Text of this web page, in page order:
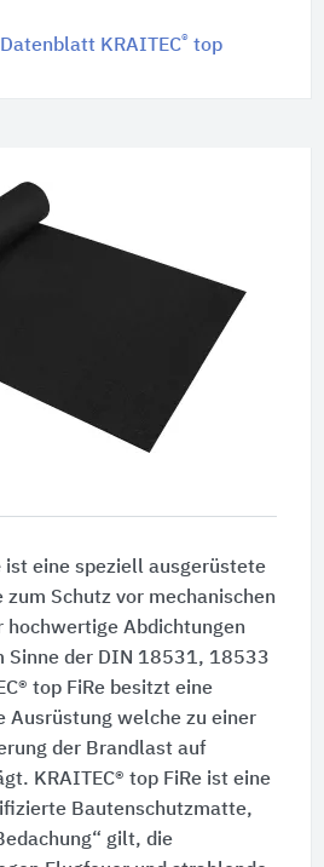
KRAITEC® top
ist eine speziell ausgerüstete
Schutz vor mechanischen
hochwertige Abdichtungen
Sinne der DIN 18531, 18533
top FiRebesitzt eine
Ausrüstung welche zu einer
der Brandlast auf
KRAITEC® top FiReist eine
Bautenschutzmatte,
gilt, die